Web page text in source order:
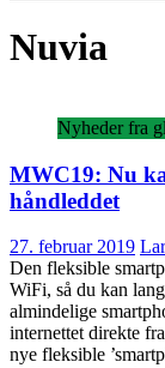
Nuvia
Nyheder fra
MWC19: Nu
håndleddet
27. februar 2019
Den fleksible
WiFi, så du kan
almindelige
internettet direkte
nye fleksible